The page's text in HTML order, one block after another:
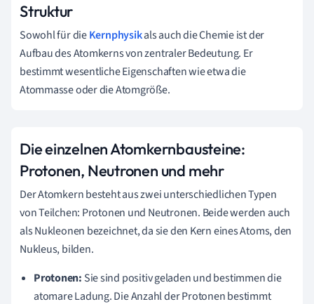
Struktur
Sowohl für dieKernphysikals auch die Chemie ist der
Aufbau des Atomkerns von zentraler Bedeutung. Er
bestimmt wesentliche Eigenschaften wie etwa die
Atommasse oder die Atomgröße.
Die einzelnen Atomkernbausteine:
Protonen, Neutronen und mehr
Der Atomkern besteht aus zwei unterschiedlichen Typen
von Teilchen: Protonen und Neutronen. Beide werden auch
als Nukleonen bezeichnet, da sie den Kern eines Atoms, den
Nukleus, bilden.
Protonen: Sie sind positiv geladen und bestimmen die
atomare Ladung. Die Anzahl der Protonen bestimmt